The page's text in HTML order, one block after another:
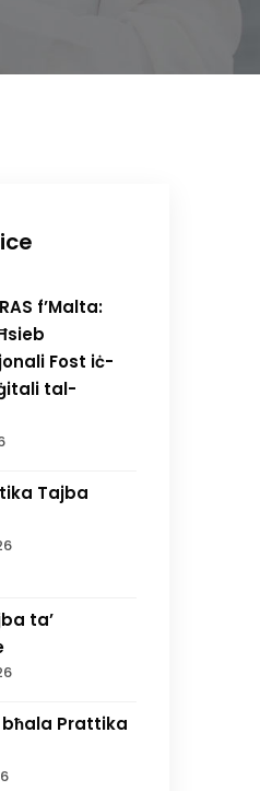
f’Malta:
Fost iċ-
tal-
Tajba
ta’
Prattika